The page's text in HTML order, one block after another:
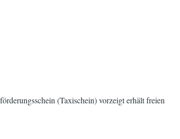
(Taxischein) vorzeigt erhält freien